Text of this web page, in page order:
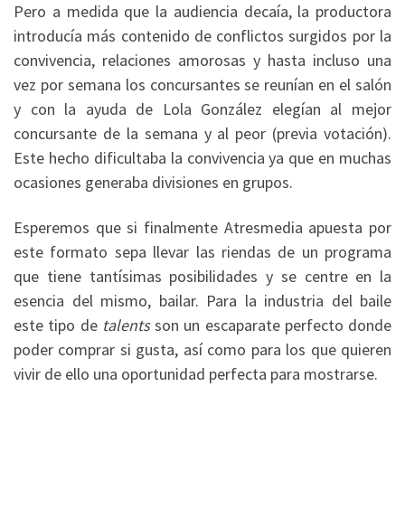
Pero a medida que la audiencia decaía, la productora
introducía más contenido de conflictos surgidos por la
convivencia, relaciones amorosas y hasta incluso una
vez por semana los concursantes se reunían en el salón
y con la ayuda de Lola González elegían al mejor
concursante de la semana y al peor (previa votación).
Este hecho dificultaba la convivencia ya que en muchas
ocasiones generaba divisiones en grupos.
Esperemos que si finalmente Atresmedia apuesta por
este formato sepa llevar las riendas de un programa
que tiene tantísimas posibilidades y se centre en la
esencia del mismo, bailar. Para la industria del baile
este tipo de talentsson un escaparate perfecto donde
poder comprar si gusta, así como para los que quieren
vivir de ello una oportunidad perfecta para mostrarse.